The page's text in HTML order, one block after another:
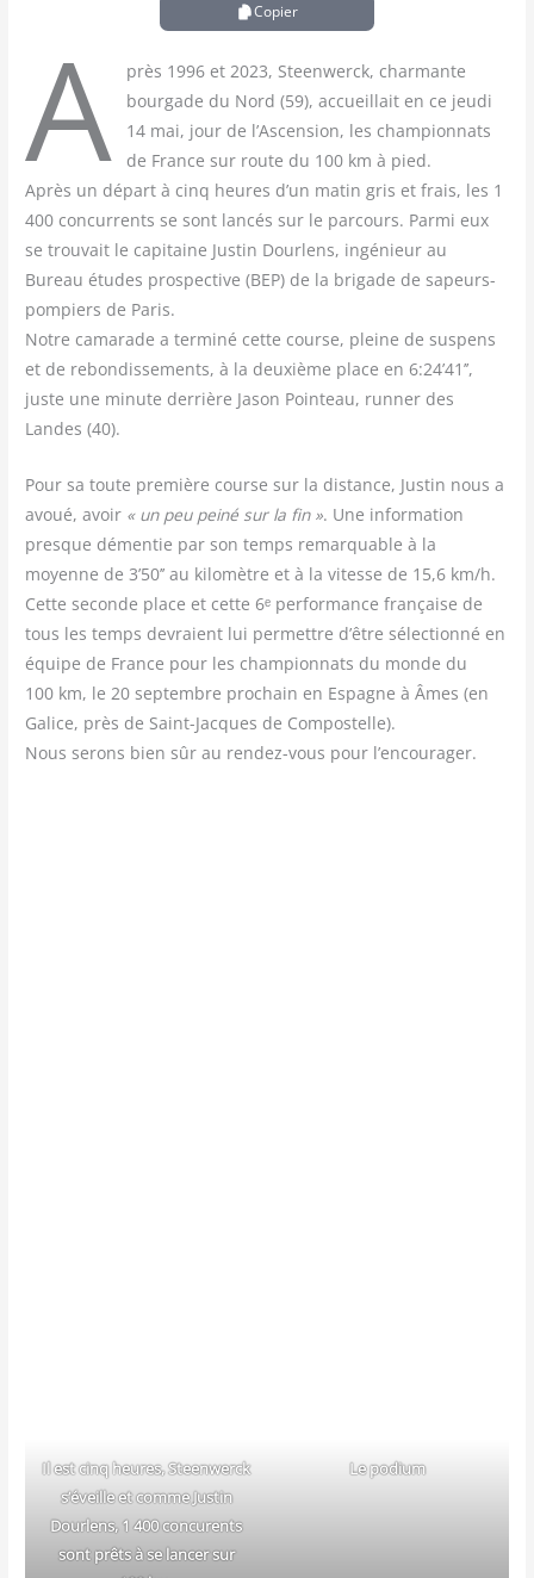
Copier
A
près 1996 et 2023, Steen­werck, char­mante
bour­gade du Nord (59), accueillait en ce jeu­di
14 mai, jour de l’Ascension, les cham­pion­nats
de France sur route du 100 km à pied.
Après un départ à cinq heures d’un matin gris et frais, les 1
400 concur­rents se sont lan­cés sur le par­cours. Par­mi eux
se trou­vait le capi­taine Jus­tin Dour­lens, ingé­nieur au
Bureau études pros­pec­tive (BEP) de la bri­gade de sapeurs-
pom­piers de Paris.
Notre cama­rade a ter­mi­né cette course, pleine de sus­pens
et de rebon­dis­se­ments, à la deuxième place en 6:24’41’’,
juste une minute der­rière Jason Poin­teau, run­ner des
Landes (40).
Pour sa toute pre­mière course sur la dis­tance, Jus­tin nous a
avoué, avoir « un peu pei­né sur la fin ». Une infor­ma­tion
presque démen­tie par son temps remar­quable à la
moyenne de 3’50’’ au kilo­mètre et à la vitesse de 15,6 km/​h.
Cette seconde place et cette 6ᵉ per­for­mance fran­çaise de
tous les temps devraient lui per­mettre d’être sélec­tion­né en
équipe de France pour les cham­pion­nats du monde du
100 km, le 20 sep­tembre pro­chain en Espagne à Âmes (en
Galice, près de Saint-Jacques de Com­pos­telle).
Nous serons bien sûr au ren­dez-vous pour l’encourager.
Il est cinq heures, Steen­werck
s’é­veille et comme Jus­tin
Dour­lens, 1 400 concu­rents
sont prêts à se lan­cer sur
Le podium